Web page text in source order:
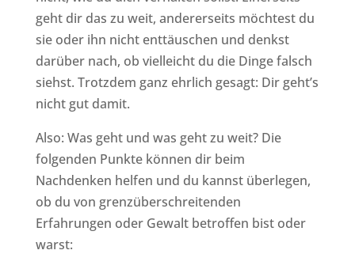
geht dir das zu weit, andererseits möchtest du
sie oder ihn nicht enttäuschen und denkst
darüber nach, ob vielleicht du die Dinge falsch
siehst. Trotzdem ganz ehrlich gesagt: Dir geht’s
nicht gut damit.
Also: Was geht und was geht zu weit? Die
folgenden Punkte können dir beim
Nachdenken helfen und du kannst überlegen,
ob du von grenzüberschreitenden
Erfahrungen oder Gewalt betroffen bist oder
warst: